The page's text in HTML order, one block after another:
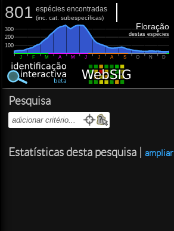
801 espécies encontradas
(inc. cat. subespecíficas)
100
200
300
J F M A M J J A S O N D
Floração
destas espécies
Pesquisa
Estatísticas desta pesquisa | ampliar